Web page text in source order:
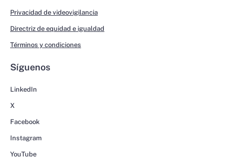
Privacidad de videovigilancia
Directriz de equidad e igualdad
Términos y condiciones
Síguenos
LinkedIn
X
Facebook
Instagram
YouTube